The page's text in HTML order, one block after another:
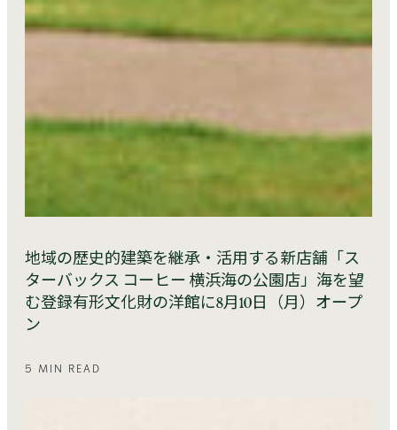
地域の歴史的建築を継承・活用する新店舗「ス
ターバックス コーヒー 横浜海の公園店」海を望
む登録有形文化財の洋館に8月10日（月）オープ
ン
5 MIN READ